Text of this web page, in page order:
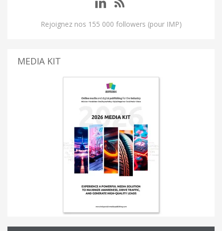
Rejoignez nos 155 000 followers (pour IMP)
MEDIA KIT